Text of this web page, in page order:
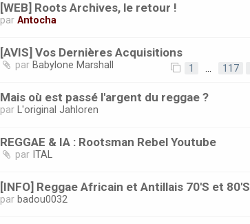
[WEB] Roots Archives, le retour !
parAntocha
[AVIS] Vos Dernières Acquisitions
par Babylone Marshall 1 117
Mais où est passé l'argent du reggae ?
par L'original Jahloren
REGGAE & IA : Rootsman Rebel Youtube
par ITAL
[INFO] Reggae Africain et Antillais 70'S et 80'S
par badou0032